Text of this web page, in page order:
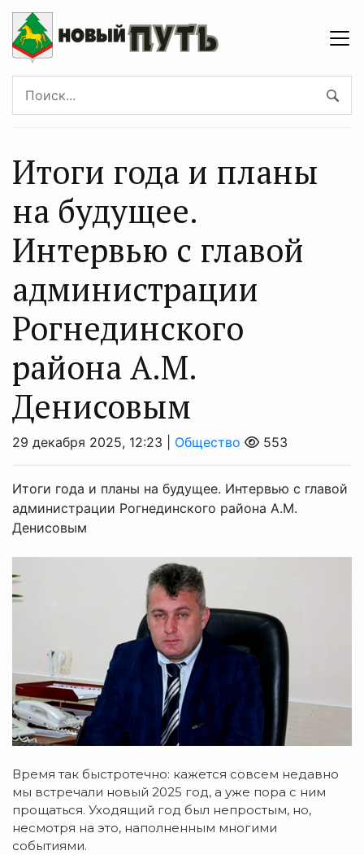
Итоги года и планы
на будущее.
Интервью с главой
администрации
Рогнединского
района А.М.
Денисовым
29 декабря 2025, 12:23 | Общество 553
Итоги года и планы на будущее. Интервью с главой
администрации Рогнединского района А.М.
Денисовым
Время так быстротечно: кажется совсем недавно
мы встречали новый 2025 год, а уже пора с ним
прощаться. Уходящий год был непростым, но,
несмотря на это, наполненным многими
событиями.